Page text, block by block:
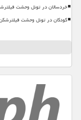
خردسالان در تونل وحشت
کودکان در تونل وحشت